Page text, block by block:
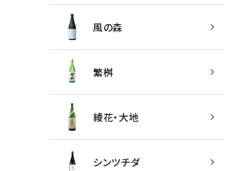
風の森
繁桝
綾花・大地
シンツチダ